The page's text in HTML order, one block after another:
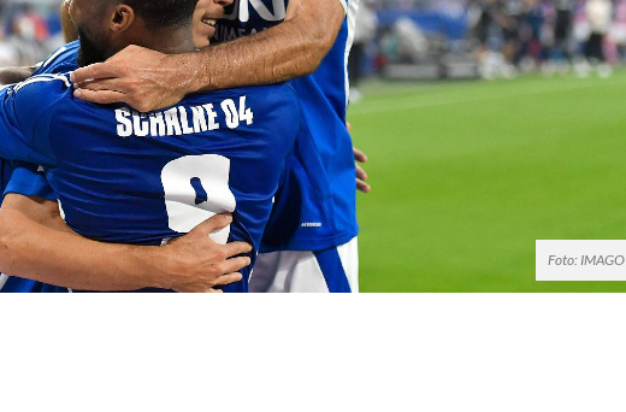
Foto: IMAGO